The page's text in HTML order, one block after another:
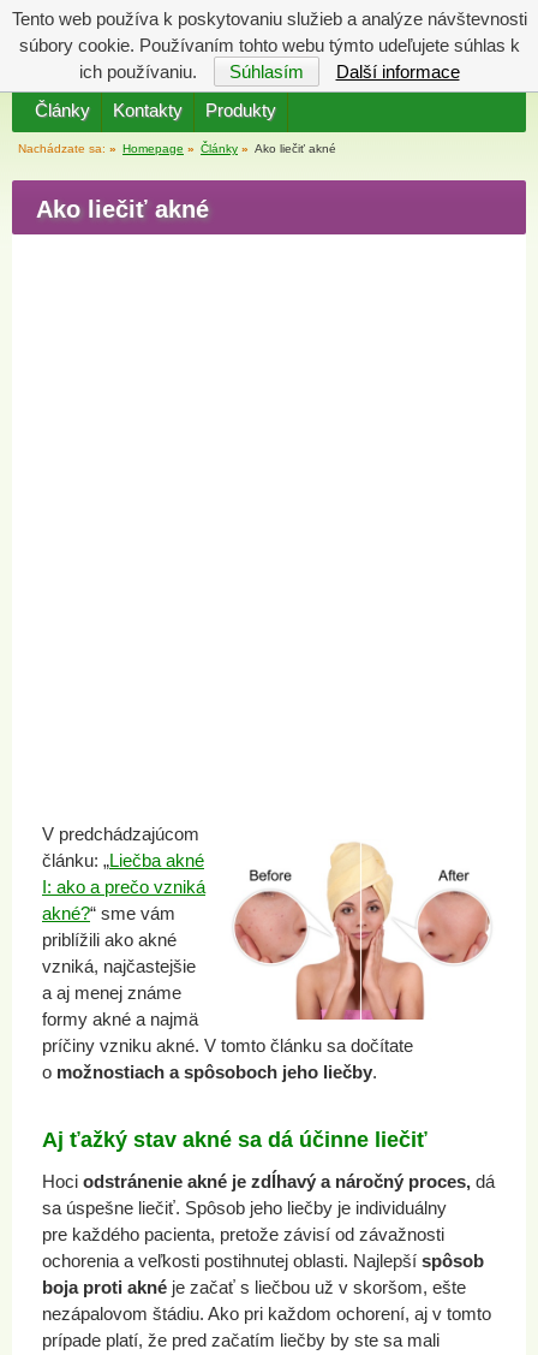
Ako liečiť akné
V predchádzajúcom
článku: „Liečba akné
I: ako a prečo vzniká
akné?“ sme vám
priblížili ako akné
vzniká, najčastejšie
a aj menej známe
formy akné a najmä
príčiny vzniku akné. V tomto článku sa dočítate
o možnostiach a spôsoboch jeho liečby.
Aj ťažký stav akné sa dá účinne liečiť
Hoci odstránenie akné je zdĺhavý a náročný proces, dá
sa úspešne liečiť. Spôsob jeho liečby je individuálny
pre každého pacienta, pretože závisí od závažnosti
ochorenia a veľkosti postihnutej oblasti. Najlepší spôsob
boja proti akné je začať s liečbou už v skoršom, ešte
nezápalovom štádiu. Ako pri každom ochorení, aj v tomto
prípade platí, že pred začatím liečby by ste sa mali
Články Kontakty Produkty
Nachádzate sa: » Homepage » Články » Ako liečiť akné
Tento web používa k poskytovaniu služieb a analýze návštevnosti
súbory cookie. Používaním tohto webu týmto udeľujete súhlas k
ich používaniu.
Súhlasím Další informace
Váš košík
Katalóg